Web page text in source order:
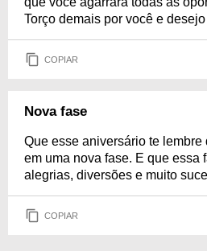
Torço demais por você e
COPIAR
Nova fase
Que esse aniversário te lembre
em uma nova fase. E que essa
alegrias, diversões e muito
COPIAR